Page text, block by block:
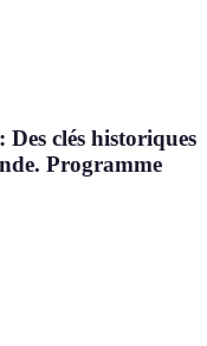
clés historiques
Programme